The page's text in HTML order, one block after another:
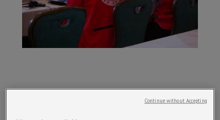
PIRAC, basée en Guadeloupe, et le Centre
Continue without Accepting